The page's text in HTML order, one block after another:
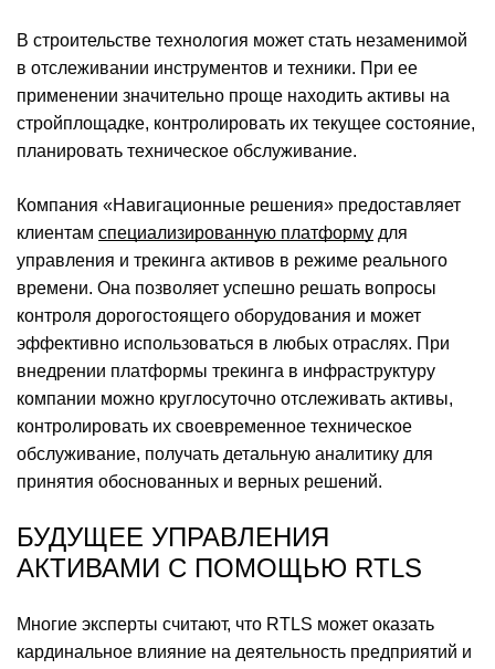
В строительстве технология может стать незаменимой
в отслеживании инструментов и техники. При ее
применении значительно проще находить активы на
стройплощадке, контролировать их текущее состояние,
планировать техническое обслуживание.
Компания «Навигационные решения» предоставляет
клиентам специализированную платформу для
управления и трекинга активов в режиме реального
времени. Она позволяет успешно решать вопросы
контроля дорогостоящего оборудования и может
эффективно использоваться в любых отраслях. При
внедрении платформы трекинга в инфраструктуру
компании можно круглосуточно отслеживать активы,
контролировать их своевременное техническое
обслуживание, получать детальную аналитику для
принятия обоснованных и верных решений.
БУДУЩЕЕ УПРАВЛЕНИЯ
АКТИВАМИ С ПОМОЩЬЮ RTLS
Многие эксперты считают, что RTLS может оказать
кардинальное влияние на деятельность предприятий и